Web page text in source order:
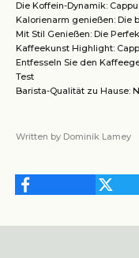
Die Koffein-Dynamik:
Kalorienarm genießen: Die
Mit Stil Genießen: Die
Kaffeekunst Highlight:
Entfesseln Sie den
Test
Barista-Qualität zu Hause:
Written by Dominik Lamey